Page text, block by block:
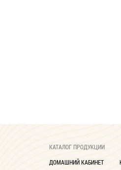
КАТАЛОГ ПРОДУКЦИИ
ДОМАШНИЙ КАБИНЕТ